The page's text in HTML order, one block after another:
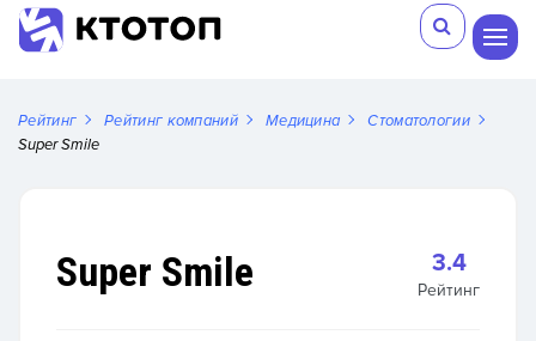
Рейтинг Рейтинг компаний Медицина
Стоматологии
Super Smile
Super Smile 3.4
Рейтинг